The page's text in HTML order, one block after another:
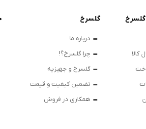
گلسرخ
کالا
گلسرخ
درباره ما
چرا گلسرخ؟!
گلسرخ و جهیزیه
تضمین کیفیت و قیمت
همکاری در فروش